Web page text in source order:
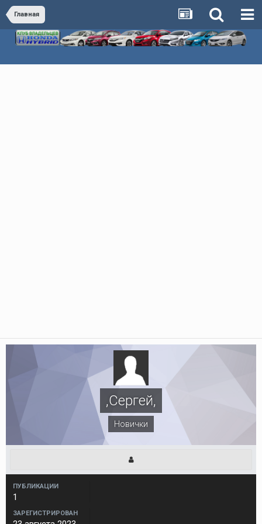
Главная
,Сергей,
Новички
ПУБЛИКАЦИИ
1
ЗАРЕГИСТРИРОВАН